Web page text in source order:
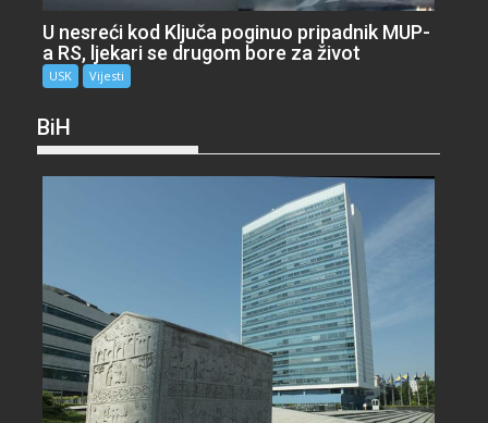
U nesreći kod Ključa poginuo pripadnik MUP-
a RS, ljekari se drugom bore za život
USK Vijesti
BiH